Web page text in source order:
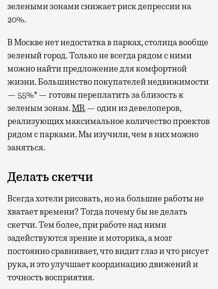
зелеными зонами снижает риск депрессии на
20%.
В Москве нет недостатка в парках, столица вообще
зеленый город. Только не всегда рядом с ними
можно найти предложение для комфортной
жизни. Большинство покупателей недвижимости
— 55%* — готовы переплатить за близость к
зеленым зонам.MR — один из девелоперов,
реализующих максимальное количество проектов
рядом с парками. Мы изучили, чем в них можно
заняться.
Делать скетчи
Всегда хотели рисовать, но на большие работы не
хватает времени? Тогда почему бы не делать
скетчи. Тем более, при работе над ними
задействуются зрение и моторика, а мозг
постоянно сравнивает, что видит глаз и что рисует
рука, и это улучшает координацию движений и
точность восприятия.